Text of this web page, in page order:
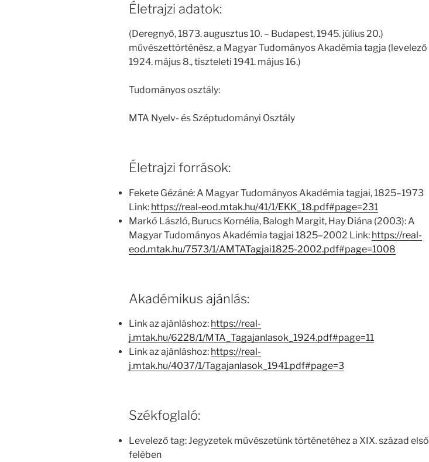
Életrajzi adatok:
(Deregnyő, 1873. augusztus 10. – Budapest, 1945. július 20.)
művészettörténész, a Magyar Tudományos Akadémia tagja (levelező
1924. május 8., tiszteleti 1941. május 16.)
Tudományos osztály:
MTA Nyelv- és Széptudományi Osztály
Életrajzi források:
Fekete Gézáné: A Magyar Tudományos Akadémia tagjai, 1825–1973
Link: https://real-eod.mtak.hu/41/1/EKK_18.pdf#page=231
Markó László, Burucs Kornélia, Balogh Margit, Hay Diána (2003): A
Magyar Tudományos Akadémia tagjai 1825–2002 Link: https://real-
eod.mtak.hu/7573/1/AMTATagjai1825-2002.pdf#page=1008
Akadémikus ajánlás:
Link az ajánláshoz: https://real-
j.mtak.hu/6228/1/MTA_Tagajanlasok_1924.pdf#page=11
Link az ajánláshoz: https://real-
j.mtak.hu/4037/1/Tagajanlasok_1941.pdf#page=3
Székfoglaló:
Levelező tag: Jegyzetek művészetünk történetéhez a XIX. század első
felében